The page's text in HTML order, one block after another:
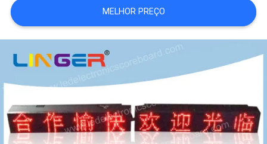
DO
SITE
PRIVACY
POLICY
MELHOR PREÇO